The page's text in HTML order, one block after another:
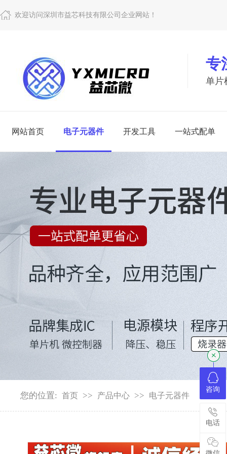
欢迎访问深圳市益芯科技有限公司企业网站！
专
单片
网站首页 电子元器件 开发工具 一站式配单
查看更多
开
查看更多
您的位置: 首页 >> 产品中心 >> 电子元器件
咨询
电话